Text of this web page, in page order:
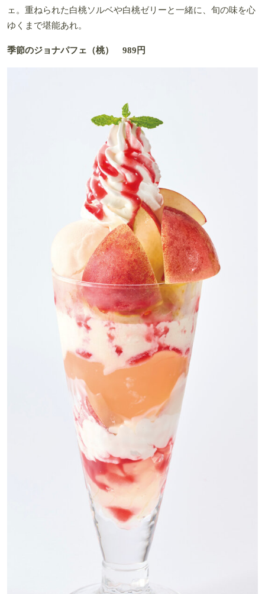
ェ。重ねられた白桃ソルベや白桃ゼリーと一緒に、旬の味を心
ゆくまで堪能あれ。
季節のジョナパフェ（桃） 989円